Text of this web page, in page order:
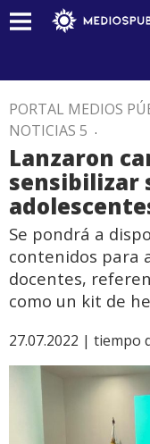
PORTAL MEDIOS
NOTICIAS 5 .
Lanzaron
sensibilizar
Se pondrá a
contenidos para
docentes,
como un kit de
27.07.2022 | tiempo